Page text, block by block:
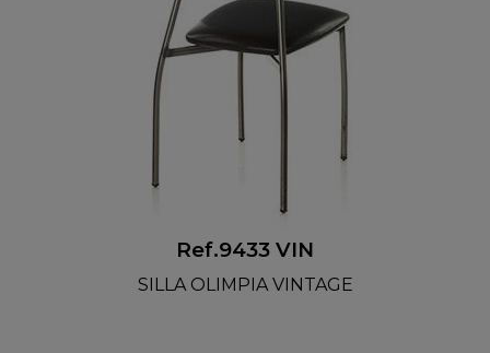
Ref.9433 VIN
SILLA OLIMPIA VINTAGE